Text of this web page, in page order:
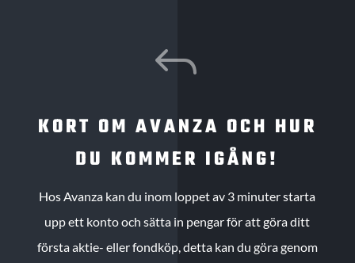
J
KORT OM AVANZA OCH HUR
DU KOMMER IGÅNG!
Hos Avanza kan du inom loppet av 3 minuter starta
upp ett konto och sätta in pengar för att göra ditt
första aktie- eller fondköp, detta kan du göra genom